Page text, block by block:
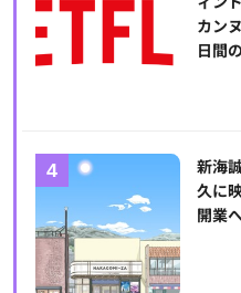
カン
日間
新海
久に
開業へ